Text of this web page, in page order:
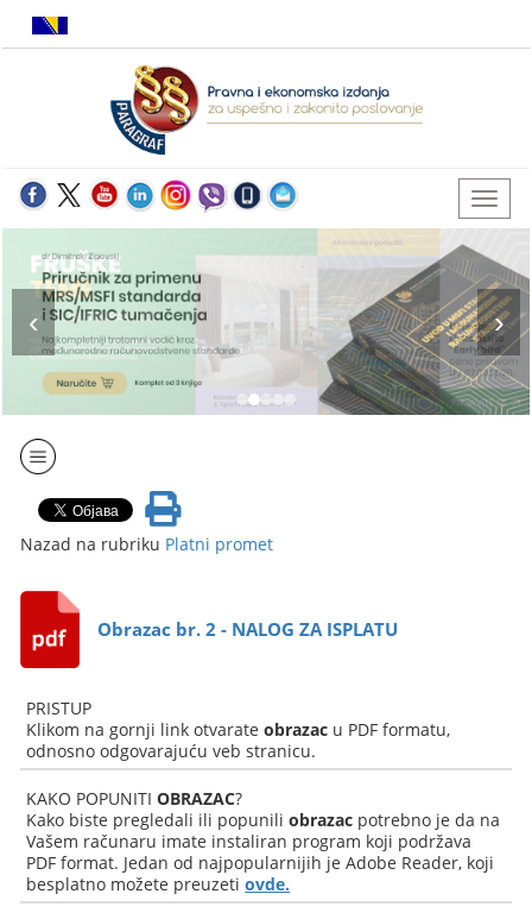
Nazad na rubriku Platni promet
Obrazac br. 2 - NALOG ZA ISPLATU
PRISTUP
Klikom na gornji link otvarateobrazac u PDF formatu,
odnosno odgovarajuću veb stranicu.
KAKO POPUNITIOBRAZAC?
Kako biste pregledali ili popuniliobrazac potrebno je da na
Vašem računaru imate instaliran program koji podržava
PDF format. Jedan od najpopularnijih je Adobe Reader, koji
besplatno možete preuzetiovde.